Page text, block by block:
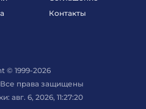
Контакты
© 1999-2026
права защищены
авг. 6, 2026, 11:27:20